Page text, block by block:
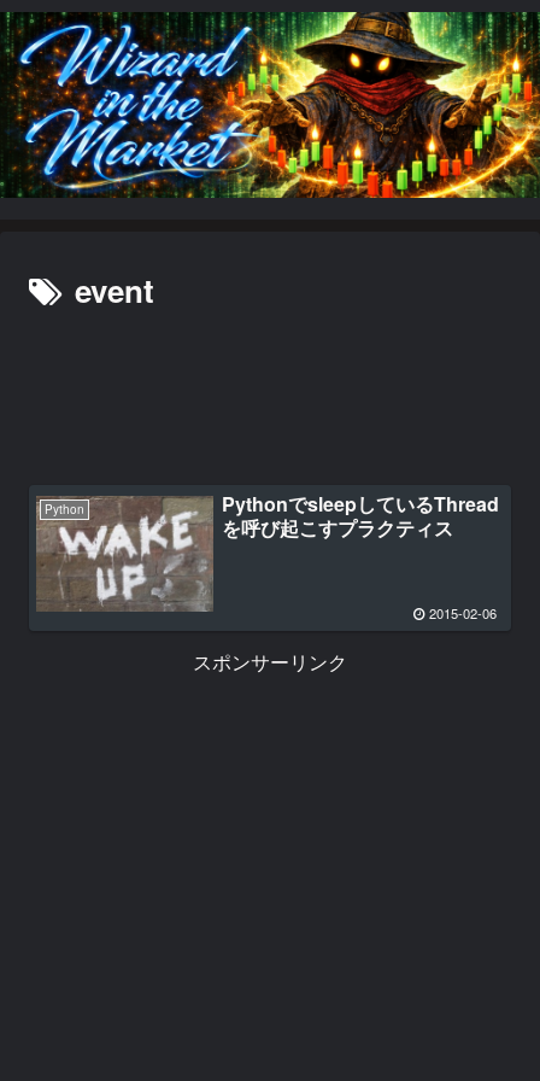
event
Python
PythonでsleepしているThread
を呼び起こすプラクティス
2015-02-06
スポンサーリンク